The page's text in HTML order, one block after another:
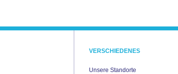
VERSCHIEDENES
Unsere Standorte